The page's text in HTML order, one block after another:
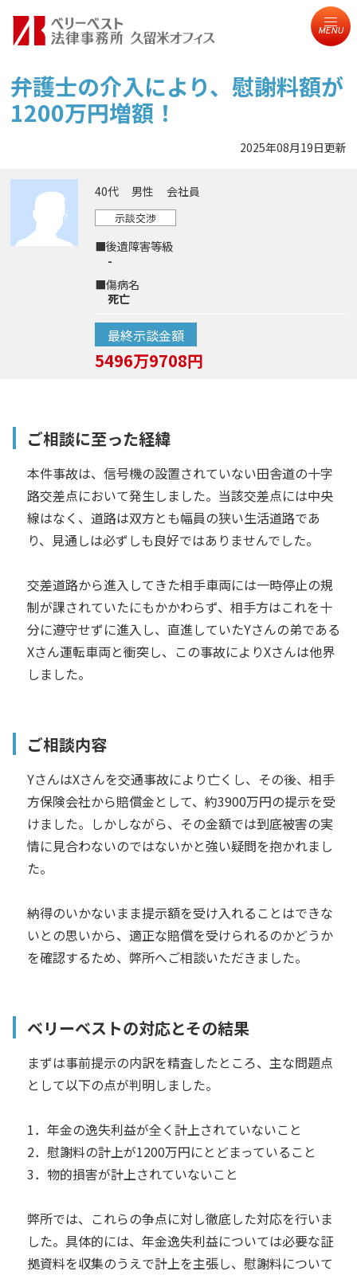
MENU
弁護士の介入により、慰謝料額が
1200万円増額！
2025年08月19日更新
40代 男性 会社員
示談交渉
■後遺障害等級
-
■傷病名
死亡
最終示談金額
5496万9708円
ご相談に至った経緯
本件事故は、信号機の設置されていない田舎道の十字
路交差点において発生しました。当該交差点には中央
線はなく、道路は双方とも幅員の狭い生活道路であ
り、見通しは必ずしも良好ではありませんでした。
交差道路から進入してきた相手車両には一時停止の規
制が課されていたにもかかわらず、相手方はこれを十
分に遵守せずに進入し、直進していたYさんの弟である
Xさん運転車両と衝突し、この事故によりXさんは他界
しました。
ご相談内容
YさんはXさんを交通事故により亡くし、その後、相手
方保険会社から賠償金として、約3900万円の提示を受
けました。しかしながら、その金額では到底被害の実
情に見合わないのではないかと強い疑問を抱かれまし
た。
納得のいかないまま提示額を受け入れることはできな
いとの思いから、適正な賠償を受けられるのかどうか
を確認するため、弊所へご相談いただきました。
ベリーベストの対応とその結果
まずは事前提示の内訳を精査したところ、主な問題点
として以下の点が判明しました。
1．年金の逸失利益が全く計上されていないこと
2．慰謝料の計上が1200万円にとどまっていること
3．物的損害が計上されていないこと
弊所では、これらの争点に対し徹底した対応を行いま
した。具体的には、年金逸失利益については必要な証
拠資料を収集のうえで計上を主張し、慰謝料について